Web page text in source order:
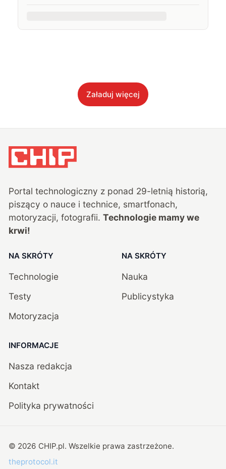
Załaduj więcej
Portal technologiczny z ponad 29-letnią historią,
piszący o nauce i technice, smartfonach,
motoryzacji, fotografii. Technologie mamy we
krwi!
NA SKRÓTY
Technologie
Testy
Motoryzacja
NA SKRÓTY
Nauka
Publicystyka
INFORMACJE
Nasza redakcja
Kontakt
Polityka prywatności
© 2026 CHIP.pl. Wszelkie prawa zastrzeżone.
theprotocol.it